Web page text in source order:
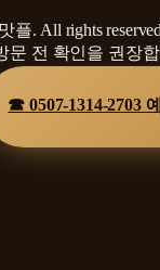
맛플. All rights
문 전 확인을 권장
☎0507-1314-2703